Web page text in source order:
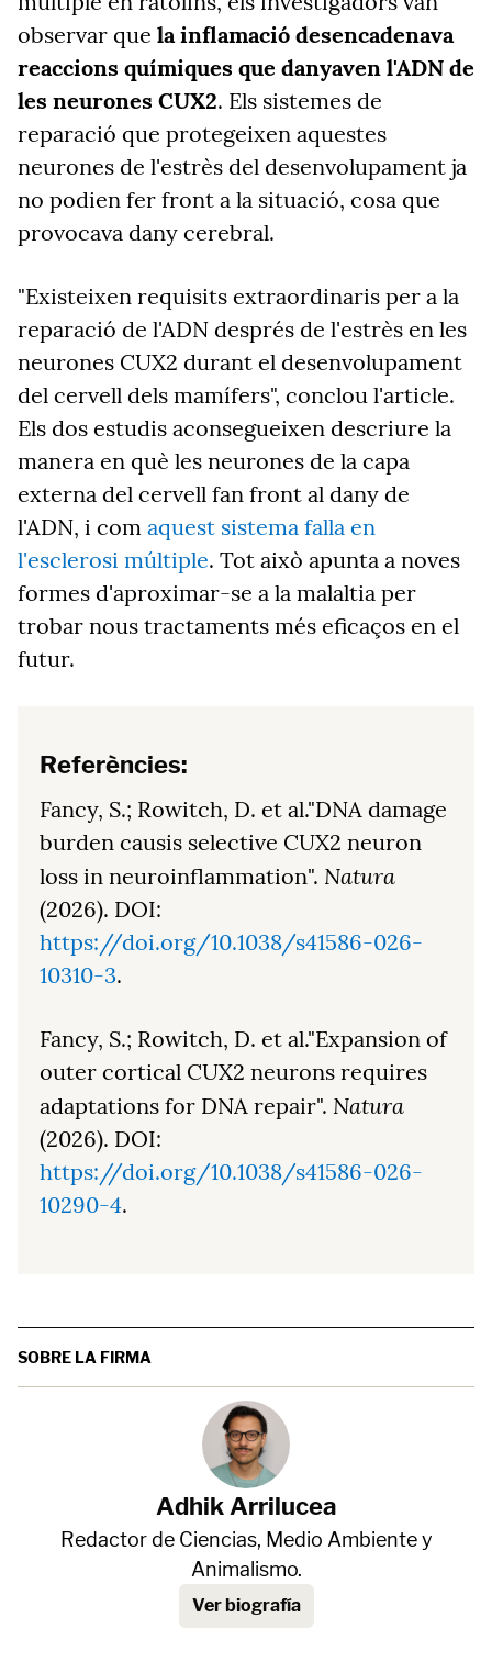
observar que la inflamació desencadenava
reaccions químiques que danyaven l'ADN de
les neurones CUX2. Els sistemes de
reparació que protegeixen aquestes
neurones de l'estrès del desenvolupament ja
no podien fer front a la situació, cosa que
provocava dany cerebral.
"Existeixen requisits extraordinaris per a la
reparació de l'ADN després de l'estrès en les
neurones CUX2 durant el desenvolupament
del cervell dels mamífers", conclou l'article.
Els dos estudis aconsegueixen descriure la
manera en què les neurones de la capa
externa del cervell fan front al dany de
l'ADN, i com aquest sistema falla en
l'esclerosi múltiple. Tot això apunta a noves
formes d'aproximar-se a la malaltia per
trobar nous tractaments més eficaços en el
futur.
Referències:
Fancy, S.; Rowitch, D. et al."DNA damage
burden causis selective CUX2 neuron
loss in neuroinflammation". Natura
(2026). DOI:
https://doi.org/10.1038/s41586-026-
10310-3.
Fancy, S.; Rowitch, D. et al."Expansion of
outer cortical CUX2 neurons requires
adaptations for DNA repair". Natura
(2026). DOI:
https://doi.org/10.1038/s41586-026-
10290-4.
SOBRE LA FIRMA
Adhik Arrilucea
Redactor de Ciencias, Medio Ambiente y
Animalismo.
Ver biografía